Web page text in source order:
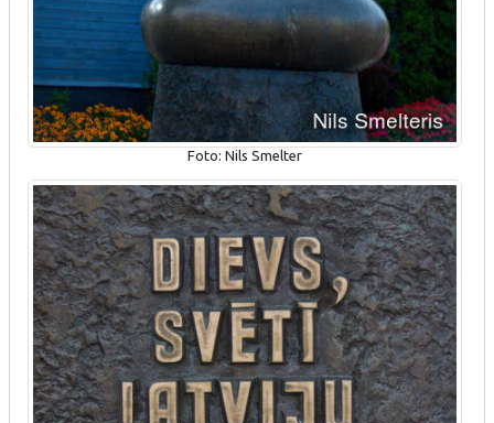
Foto: Nils Smelter